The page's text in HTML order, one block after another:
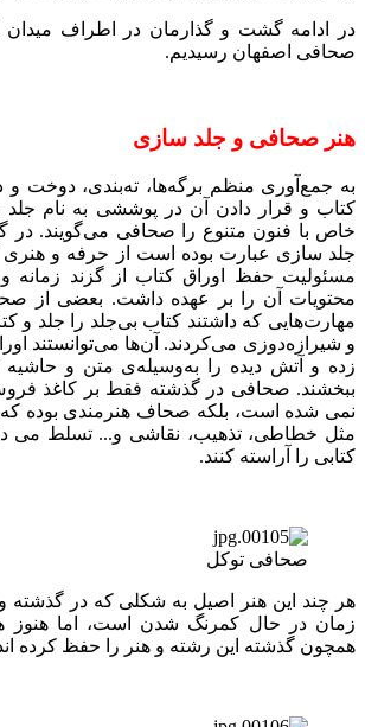
در ادامه گشت و گذارمان در اطراف میدان
صحافی اصفهان رسیدیم.
هنر صحافی و جلد سازی
به جمع‌آوری منظم برگه‌ها، ته‌بندی، دوخت‌
کتاب و قرار دادن آن در پوششی به نام جلد
خاص با فنون متنوع را صحافی می‌گویند. در
جلد سازی عبارت بوده است از حرفه و
مسئولیت حفظ اوراق کتاب از گزند زمانه
محتویات آن را بر عهده داشت. بعضی از
مهارت‌هایی که داشتند کتاب بی‌جلد را جلد و
و شیرازه‌دوزی می‌کردند. آن‌ها می‌توانستند
زده و آتش دیده را به‌وسیله‌ی متن و حاشیه
ببخشند. صحافی در گذشته فقط بر کاغذ
نمی شده است، بلکه صحاف هنرمندی بوده که
مثل خطاطی، تذهیب، نقاشی و... تسلط می
کتابی را آراسته کنند.
صحافی توکل
هر چند این هنر اصیل به شکلی که در گذشته
زمان در حال کمرنگ شدن است، اما هنوز
همچون گذشته این رشته و هنر را حفظ کرده